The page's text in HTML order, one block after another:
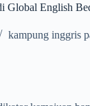
English
kampung inggris